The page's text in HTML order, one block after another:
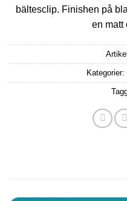
bältesclip. Finishen på
en matt
Kategorier: